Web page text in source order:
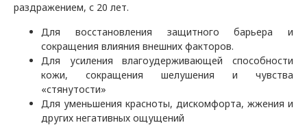
раздражением, с 20 лет.
Для восстановления защитного барьера и
сокращения влияния внешних факторов.
Для усиления влагоудерживающей способности
кожи, сокращения шелушения и чувства
«стянутости»
Для уменьшения красноты, дискомфорта, жжения и
других негативных ощущений